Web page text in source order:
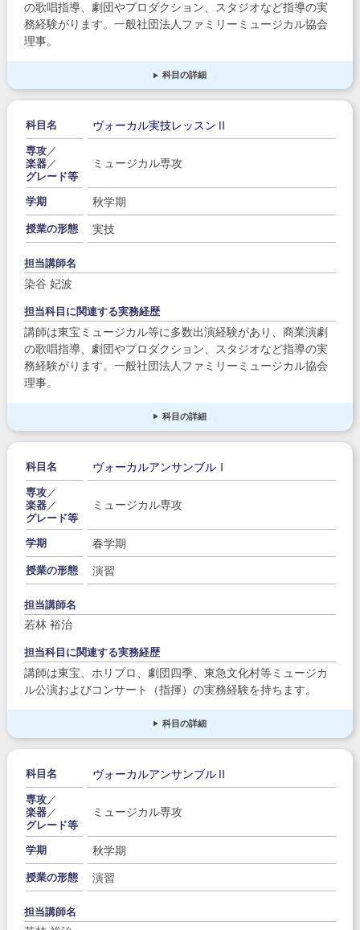
の歌唱指導、劇団やプロダクション、スタジオなど指導の実
務経験がります。一般社団法人ファミリーミュージカル協会
理事。
科目の詳細
科目名 ヴォーカル実技レッスンⅡ
専攻／
楽器／
グレード等
ミュージカル専攻
学期 秋学期
授業の形態 実技
担当講師名
染谷 妃波
担当科目に関連する実務経歴
講師は東宝ミュージカル等に多数出演経験があり、商業演劇
の歌唱指導、劇団やプロダクション、スタジオなど指導の実
務経験がります。一般社団法人ファミリーミュージカル協会
理事。
科目の詳細
科目名 ヴォーカルアンサンブルⅠ
専攻／
楽器／
グレード等
ミュージカル専攻
学期 春学期
授業の形態 演習
担当講師名
若林 裕治
担当科目に関連する実務経歴
講師は東宝、ホリプロ、劇団四季、東急文化村等ミュージカ
ル公演およびコンサート（指揮）の実務経験を持ちます。
科目の詳細
科目名 ヴォーカルアンサンブルⅡ
専攻／
楽器／
グレード等
ミュージカル専攻
学期 秋学期
授業の形態 演習
担当講師名